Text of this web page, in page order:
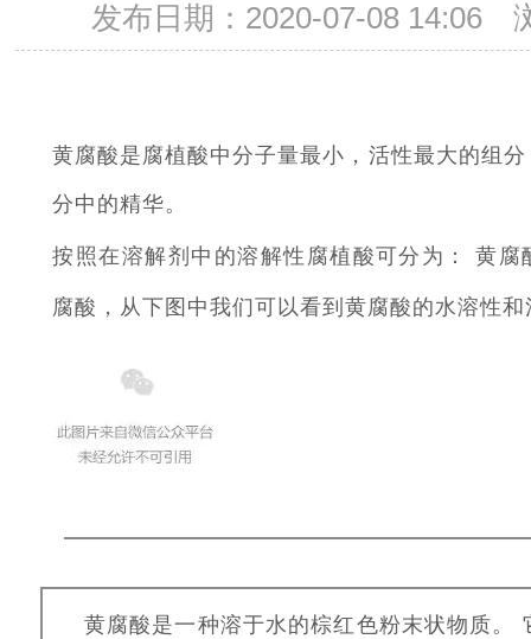
发布日期：2020-07-08 14:06
黄腐酸是腐植酸中分子量最小，活性最大的组
分中的精华。
按照在溶解剂中的溶解性腐植酸可分为：黄腐
腐酸，从下图中我们可以看到黄腐酸的水溶性
黄腐酸是一种溶于水的棕红色粉末状物质。